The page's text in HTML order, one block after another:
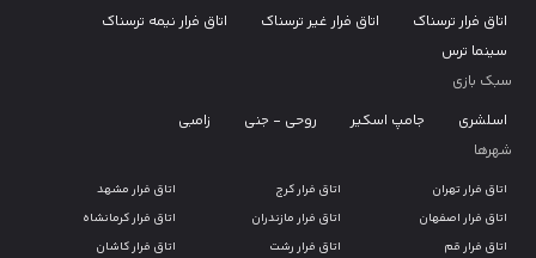
اتاق فرار ترسناک
اتاق فرار غیر ترسناک
اتاق فرار نیمه ترسناک
سینما ترس
سبک بازی
اسلشری
جامپ اسکیر روحی - جنی
زامبی
شهرها
اتاق فرار تهران اتاق فرار کرج
اتاق فرار مشهد
اتاق فرار اصفهان
اتاق فرار مازندران
اتاق فرار کرمانشاه
اتاق فرار قم
اتاق فرار رشت
اتاق فرار کاشان